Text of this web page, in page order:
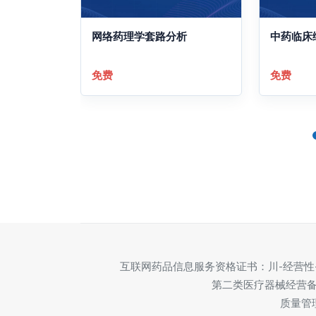
网络药理学套路分析
免费
中药临床
免费
互联网药品信息服务资格证书：川-经营
第二类医疗器械经营
质量管